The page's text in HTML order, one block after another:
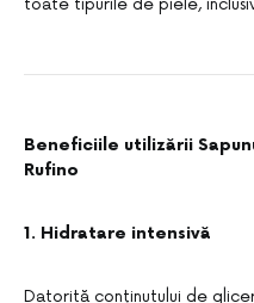
toate tipurile de piele,
Beneficiile utilizării
Rufino
1. Hidratare intensivă
Datorită conținutului de